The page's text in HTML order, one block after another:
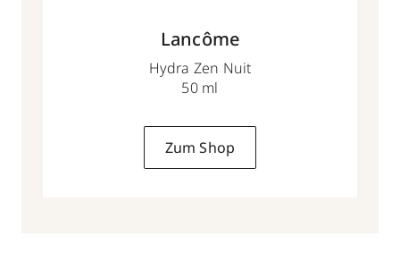
Lancôme
Hydra Zen Nuit
50 ml
Zum Shop